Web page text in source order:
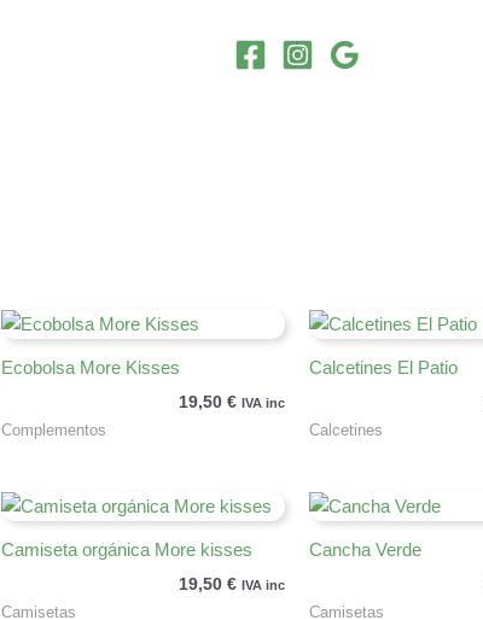
Ecobolsa More Kisses
19,50 € IVA inc
Complementos
Calcetines El Patio
Calcetines
Camiseta orgánica More kisses
19,50 € IVA inc
Camisetas
Cancha Verde
Camisetas